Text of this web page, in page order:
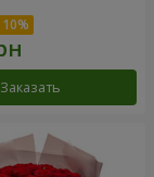
Заказать